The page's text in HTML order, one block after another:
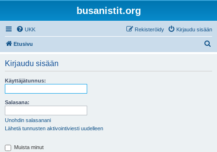
busanistit.org
UKK Kirjaudu sisään
Rekisteröidy
Etusivu
Kirjaudu sisään
Käyttäjätunnus:
Salasana:
Unohdin salasanani
Lähetä tunnusten aktivointiviesti uudelleen
Muista minut